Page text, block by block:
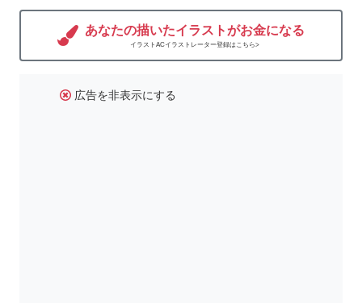
あなたの描いたイラストがお金になる
イラストACイラストレーター登録はこちら>
広告を非表示にする